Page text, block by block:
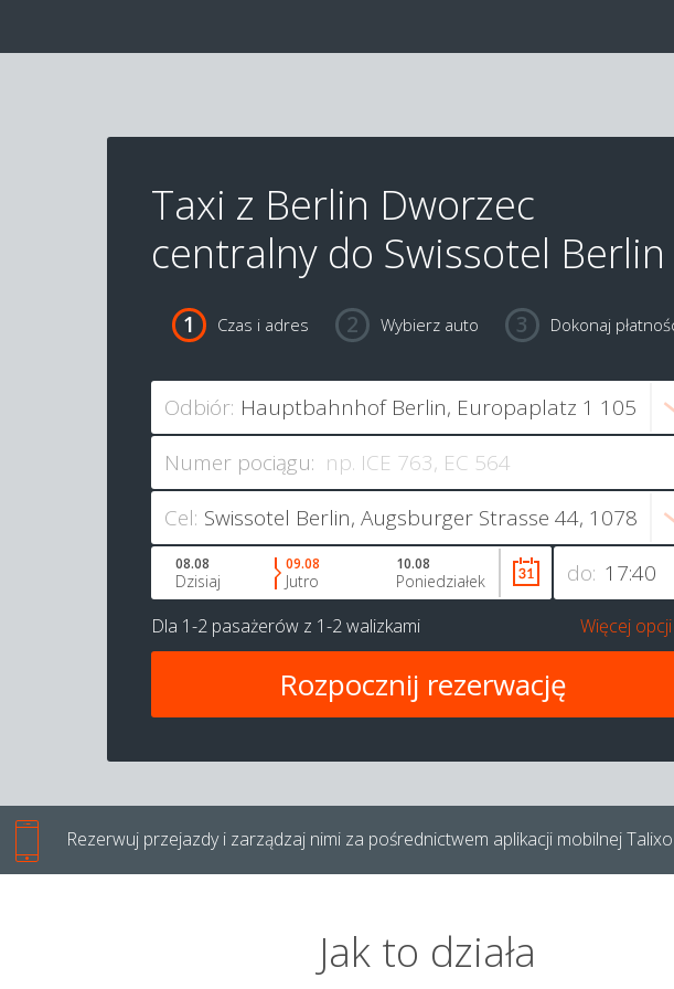
Taxi z Berlin Dworzec
centralny do Swissotel Berlin
Czas i adres Wybierz auto Dokonaj
Odbiór:
Numer pociągu:
Cel:
do:
08.08
Dzisiaj
09.08
Jutro
10.08
Poniedziałek
Dla 1-2 pasażerów z 1-2 walizkami Więcej opcji
Rezerwuj przejazdy i zarządzaj nimi za pośrednictwem aplikacji mobilnej
Jak to działa